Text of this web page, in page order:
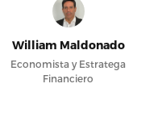
William Maldonado
Economista y Estratega
Financiero